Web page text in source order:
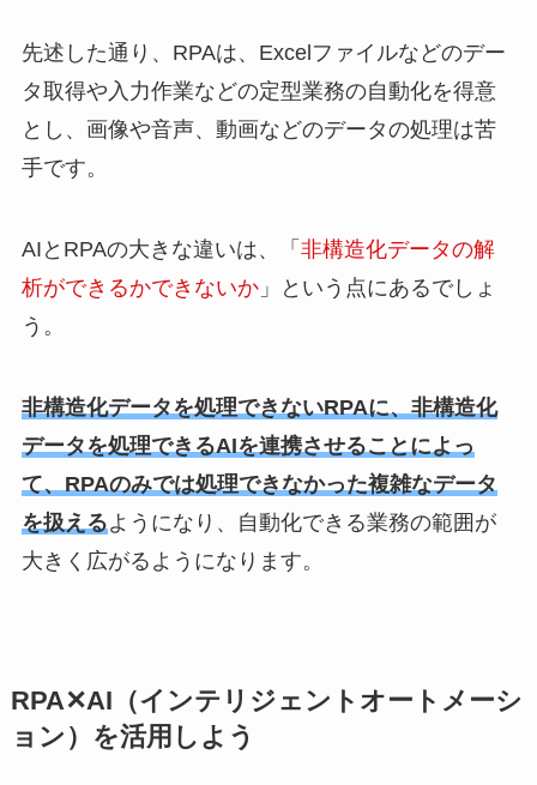
先述した通り、RPAは、Excelファイルなどのデー
タ取得や入力作業などの定型業務の自動化を得意
とし、画像や音声、動画などのデータの処理は苦
手です。
AIとRPAの大きな違いは、「 非構造化データの解
析ができるかできないか」という点にあるでしょ
う。
非構造化データを処理できないRPAに、非構造化
データを処理できるAIを連携させることによっ
て、RPAのみでは処理できなかった複雑なデータ
を扱えるようになり、自動化できる業務の範囲が
大きく広がるようになります。
RPA✕AI（インテリジェントオートメーシ
ョン）を活用しよう